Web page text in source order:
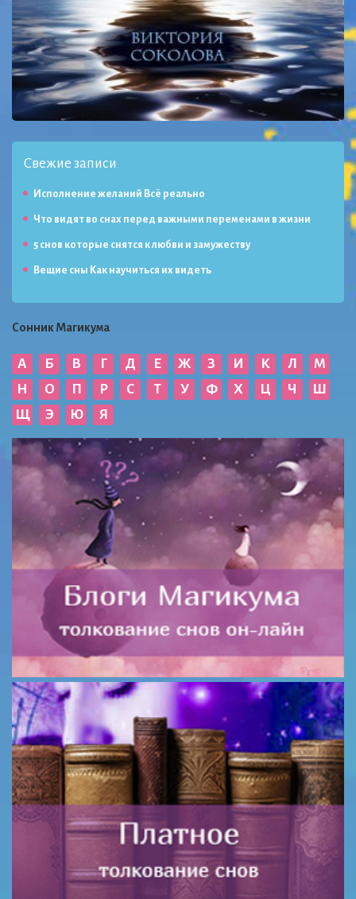
Свежие записи
Исполнение желаний Всё реально
Что видят во снах перед важными переменами в жизни
5 снов которые снятся к любви и замужеству
Вещие сны Как научиться их видеть
Сонник Магикума
А Б В Г Д Е Ж З И К Л
М
Н
О П Р С Т У Ф Х Ц Ч
Ш
Щ
Э Ю Я